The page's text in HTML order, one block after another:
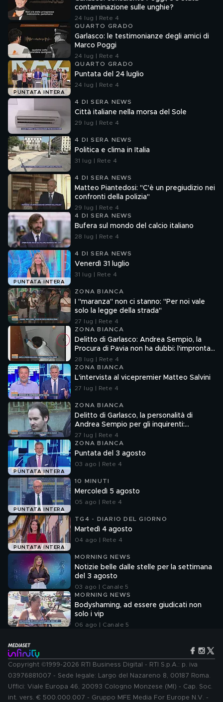
contaminazione sulle unghie?
24 lug | Rete 4
QUARTO GRADO
Garlasco: le testimonianze degli amici di
Marco Poggi
24 lug | Rete 4
PUNTATA INTERA
QUARTO GRADO
Puntata del 24 luglio
24 lug | Rete 4
4 DI SERA NEWS
Città italiane nella morsa del Sole
29 lug | Rete 4
4 DI SERA NEWS
Politica e clima in Italia
31 lug | Rete 4
4 DI SERA NEWS
Matteo Piantedosi: "C'è un pregiudizio nei
confronti della polizia"
29 lug | Rete 4
4 DI SERA NEWS
Bufera sul mondo del calcio italiano
28 lug | Rete 4
PUNTATA INTERA
4 DI SERA NEWS
Venerdì 31 luglio
31 lug | Rete 4
ZONA BIANCA
I "maranza" non ci stanno: "Per noi vale
solo la legge della strada"
27 lug | Rete 4
ZONA BIANCA
Delitto di Garlasco: Andrea Sempio, la
Procura di Pavia non ha dubbi: l'impronta
33 è la pistola fumante
28 lug | Rete 4
ZONA BIANCA
L'intervista al vicepremier Matteo Salvini
27 lug | Rete 4
ZONA BIANCA
Delitto di Garlasco, la personalità di
Andrea Sempio per gli inquirenti:
"Ossessionato e bugiardo"
27 lug | Rete 4
PUNTATA INTERA
ZONA BIANCA
Puntata del 3 agosto
03 ago | Rete 4
PUNTATA INTERA
10 MINUTI
Mercoledì 5 agosto
05 ago | Rete 4
PUNTATA INTERA
TG4 - DIARIO DEL GIORNO
Martedì 4 agosto
04 ago | Rete 4
MORNING NEWS
Notizie belle dalle stelle per la settimana
del 3 agosto
03 ago | Canale 5
MORNING NEWS
Bodyshaming, ad essere giudicati non
solo i vip
06 ago | Canale 5
Copyright ©1999-2026 RTI Business Digital - RTI S.p.A.: p. iva
03976881007 - Sede legale: Largo del Nazareno 8, 00187 Roma.
Uffici: Viale Europa 46, 20093 Cologno Monzese (MI) - Cap. Soc.
int. vers. € 500.000.007 - Gruppo MFE Media For Europe N.V. -